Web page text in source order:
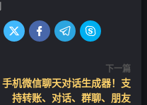
   
下一篇
手机微信聊天对话生成器！支
持转账、对话、群聊、朋友